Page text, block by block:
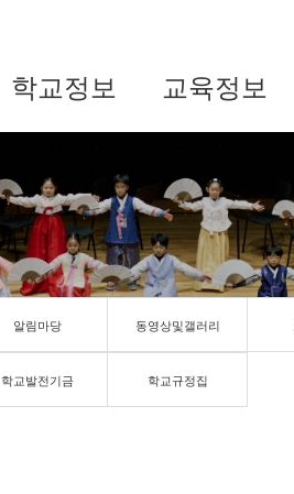
학교정보 교육정보
알림마당 동영상및갤러리
학교발전기금 학교규정집